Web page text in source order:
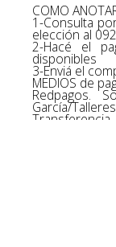
COMO
1-Consulta
elección al
2-Hacé el
disponibles
3-Enviá el
MEDIOS de
Redpagos.
García/
Transferencia